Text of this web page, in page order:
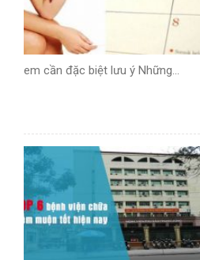
em cần đặc biệt lưu ý Những...